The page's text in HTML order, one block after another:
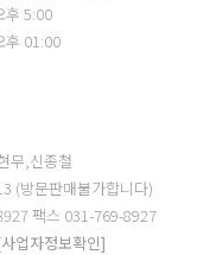
후 5:00
후 01:00
무,신종철
(방문판매불가합니다)
팩스 031-769-8927
업자정보확인]